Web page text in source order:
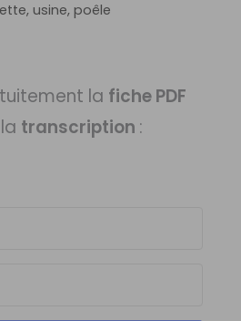
usine, poêle
la fiche PDF
transcription :